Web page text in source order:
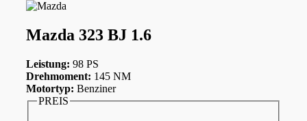
Mazda 323 BJ 1.6
Leistung: 98 PS
Drehmoment: 145 NM
Motortyp: Benziner
PREIS